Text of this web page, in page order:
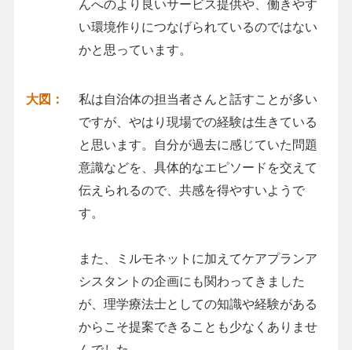
んへのより良いサービス提供や、働きやす
い環境作りにつなげられているのではない
かと思っています。
大図：
私は自治体の担当者さんと話すことが多い
ですが、やはり現場での経験は生きている
と思います。自分が過去に感じていた問題
意識などを、具体的なエピソードを交えて
伝えられるので、共感を得やすいようで
す。
また、ミルモネットに加えてケアプランア
シスタントの企画にも関わってきました
が、理学療法士としての知識や経験がある
からこそ提案できることも少なくありませ